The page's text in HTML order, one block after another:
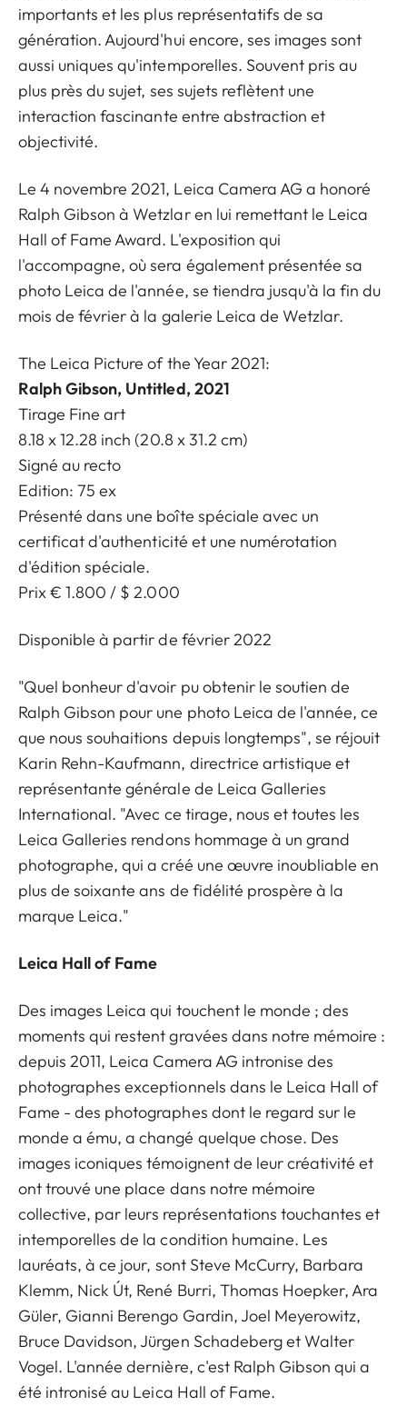
importants et les plus représentatifs de sa
génération. Aujourd'hui encore, ses images sont
aussi uniques qu'intemporelles. Souvent pris au
plus près du sujet, ses sujets reflètent une
interaction fascinante entre abstraction et
objectivité.
Le 4 novembre 2021, Leica Camera AG a honoré
Ralph Gibson à Wetzlar en lui remettant le Leica
Hall of Fame Award. L'exposition qui
l'accompagne, où sera également présentée sa
photo Leica de l'année, se tiendra jusqu'à la fin du
mois de février à la galerie Leica de Wetzlar.
The Leica Picture of the Year 2021:
Ralph Gibson, Untitled, 2021
Tirage Fine art
8.18 x 12.28 inch (20.8 x 31.2 cm)
Signé au recto
Edition: 75 ex
Présenté dans une boîte spéciale avec un
certificat d'authenticité et une numérotation
d'édition spéciale.
Prix € 1.800 / $ 2.000
Disponible à partir de février 2022
"Quel bonheur d'avoir pu obtenir le soutien de
Ralph Gibson pour une photo Leica de l'année, ce
que nous souhaitions depuis longtemps", se réjouit
Karin Rehn-Kaufmann, directrice artistique et
représentante générale de Leica Galleries
International. "Avec ce tirage, nous et toutes les
Leica Galleries rendons hommage à un grand
photographe, qui a créé une œuvre inoubliable en
plus de soixante ans de fidélité prospère à la
marque Leica."
Leica Hall of Fame
Des images Leica qui touchent le monde ; des
moments qui restent gravées dans notre mémoire :
depuis 2011, Leica Camera AG intronise des
photographes exceptionnels dans le Leica Hall of
Fame - des photographes dont le regard sur le
monde a ému, a changé quelque chose. Des
images iconiques témoignent de leur créativité et
ont trouvé une place dans notre mémoire
collective, par leurs représentations touchantes et
intemporelles de la condition humaine. Les
lauréats, à ce jour, sont Steve McCurry, Barbara
Klemm, Nick Út, René Burri, Thomas Hoepker, Ara
Güler, Gianni Berengo Gardin, Joel Meyerowitz,
Bruce Davidson, Jürgen Schadeberg et Walter
Vogel. L'année dernière, c'est Ralph Gibson qui a
été intronisé au Leica Hall of Fame.